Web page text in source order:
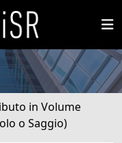
in Volume
o Saggio)